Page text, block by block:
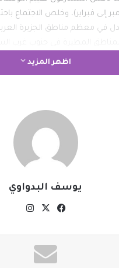
إلى فبراير)، وخلص الاجتماع
في معظم مناطق الجزيرة
و الجنوبية.
اظهر المزيد
يوسف البدواوي
فيسبوك
‫X